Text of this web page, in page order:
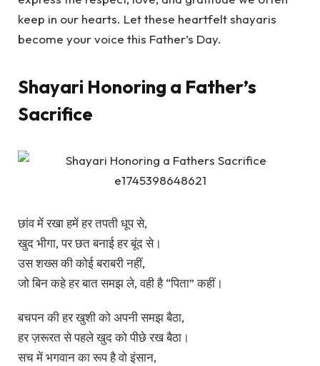
keep in our hearts. Let these heartfelt shayaris
become your voice this Father’s Day.
Shayari Honoring a Father’s
Sacrifice
छांव में रखा हमें हर तपती धूप से,
खुद भीगा, पर छत बनाई हर बूंद से।
उस शख्स की कोई बराबरी नहीं,
जो बिन कहे हर बात समझ ले, वही है “पिता” कहीं।
बचपन की हर खुशी को अपनी समझ बैठा,
हर ज़रूरत से पहले खुद को पीछे रख बैठा।
सच में भगवान का रूप है वो इंसान,